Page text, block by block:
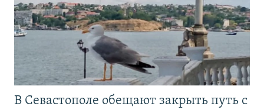
В Севастополе обещают закрыть путь с